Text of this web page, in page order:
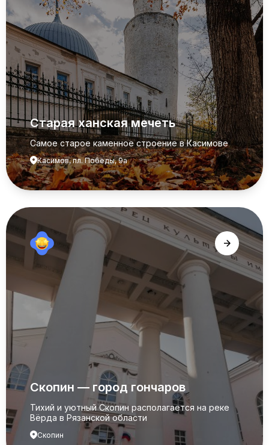
Старая ханская мечеть
Самое старое каменное строение в Касимове
Касимов, пл. Победы, 9а
Скопин — город гончаров
Тихий и уютный Скопин располагается на реке
Вёрда в Рязанской области
Скопин